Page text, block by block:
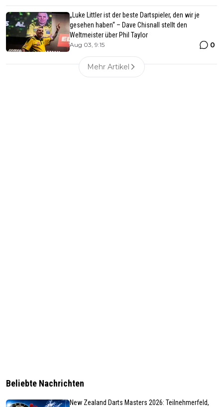
„Luke Littler ist der beste Dartspieler, den wir je
gesehen haben“ – Dave Chisnall stellt den
Weltmeister über Phil Taylor
Aug 03, 9:15 0
Mehr Artikel
Beliebte Nachrichten
New Zealand Darts Masters 2026: Teilnehmerfeld,